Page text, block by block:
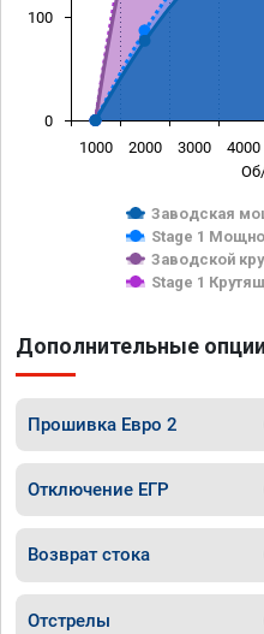
Заводская
Stage 1
Заводской
Stage 1
1000 2000 3000 4000
0
100
Дополнительные
Прошивка Евро 2
Отключение ЕГР
Возврат стока
Отстрелы